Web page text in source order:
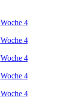
Woche 4
Woche 4
Woche 4
Woche 4
Woche 4